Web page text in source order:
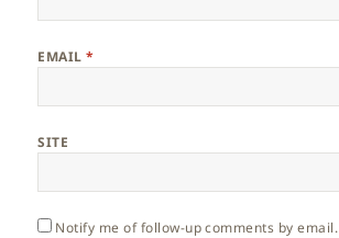
EMAIL*
SITE
Notify me of follow-up comments by email.